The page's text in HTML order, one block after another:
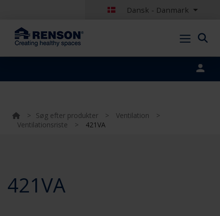
Dansk - Danmark
> Søg efter produkter > Ventilation
>
Ventilationsriste
> 421VA
421VA